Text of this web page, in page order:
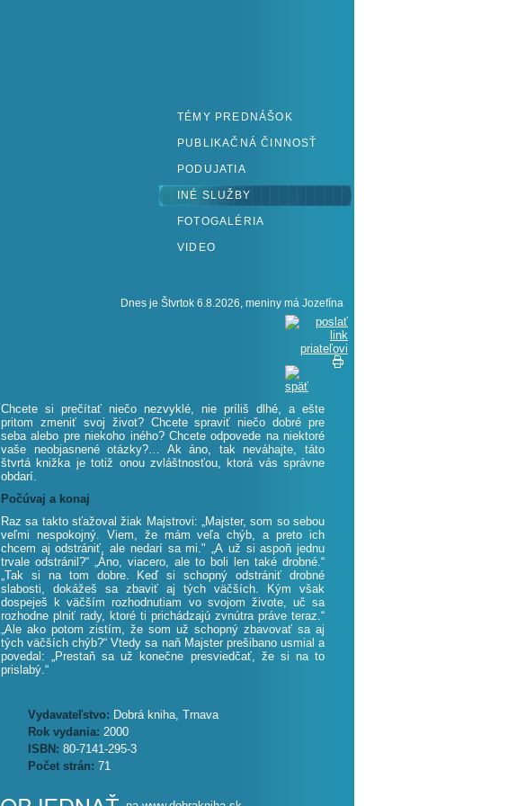
TÉMY PREDNÁŠOK
PUBLIKAČNÁ ČINNOSŤ
PODUJATIA
INÉ SLUŽBY
FOTOGALÉRIA
VIDEO
Dnes je Štvrtok 6.8.2026, meniny má Jozefína
Chcete si prečítať niečo nezvyklé, nie príliš dlhé, a ešte
pritom zmeniť svoj život? Chcete spraviť niečo dobré pre
seba alebo pre niekoho iného? Chcete odpovede na niektoré
vaše neobjasnené otázky?… Ak áno, tak neváhajte, táto
štvrtá knižka je totiž onou zvláštnosťou, ktorá vás správne
obdarí.
Počúvaj a konaj
Raz sa takto sťažoval žiak Majstrovi: „Majster, som so sebou
veľmi nespokojný. Viem, že mám veľa chýb, a preto ich
chcem aj odstrániť, ale nedarí sa mi." „A už si aspoň jednu
trvale odstránil?“ „Áno, viacero, ale to boli len také drobné.“
„Tak si na tom dobre. Keď si schopný odstrániť drobné
slabosti, dokážeš sa zbaviť aj tých väčších. Kým však
dospeješ k väčším rozhodnutiam vo svojom živote, uč sa
rozhodne plniť rady, ktoré ti prichádzajú zvnútra práve teraz.“
„Ale ako potom zistím, že som už schopný zbavovať sa aj
tých väčších chýb?“ Vtedy sa naň Majster prešibano usmial a
povedal: „Prestaň sa už konečne presviedčať, že si na to
prislabý.“
Vydavateľstvo: Dobrá kniha, Trnava
Rok vydania: 2000
ISBN: 80-7141-295-3
Počet strán: 71